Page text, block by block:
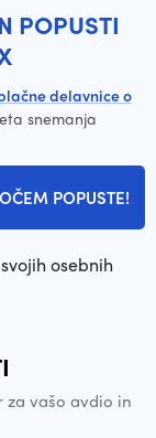
POPUSTI
delavnice o
snemanja
POPUSTE!
osebnih
za vašo avdio in